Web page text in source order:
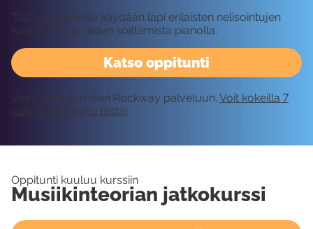
Katso oppitunti
Tällä oppitunnilla käydään läpi erilaisten nelisointujen
käännöksiä ja niiden soittamista pianolla.
Vaatii kirjautumisen Rockway palveluun. Voit kokeilla 7
päivää ilmaiseksi tästä!
Oppitunti kuuluu kurssiin
Musiikinteorian jatkokurssi